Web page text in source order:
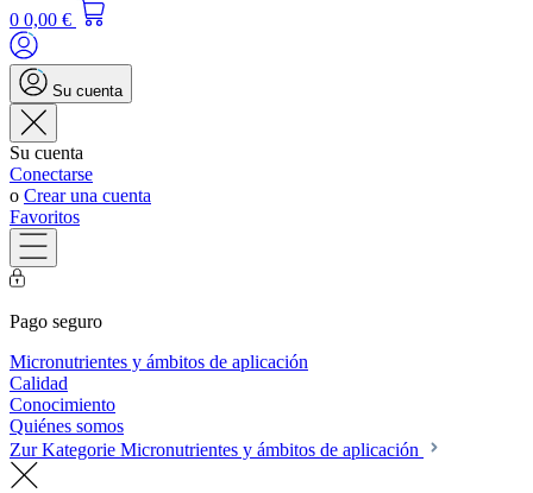
0 0,00 €
Su cuenta
Su cuenta
Conectarse
o Crear una cuenta
Favoritos
Pago seguro
Micronutrientes y ámbitos de aplicación
Calidad
Conocimiento
Quiénes somos
Zur Kategorie Micronutrientes y ámbitos de aplicación